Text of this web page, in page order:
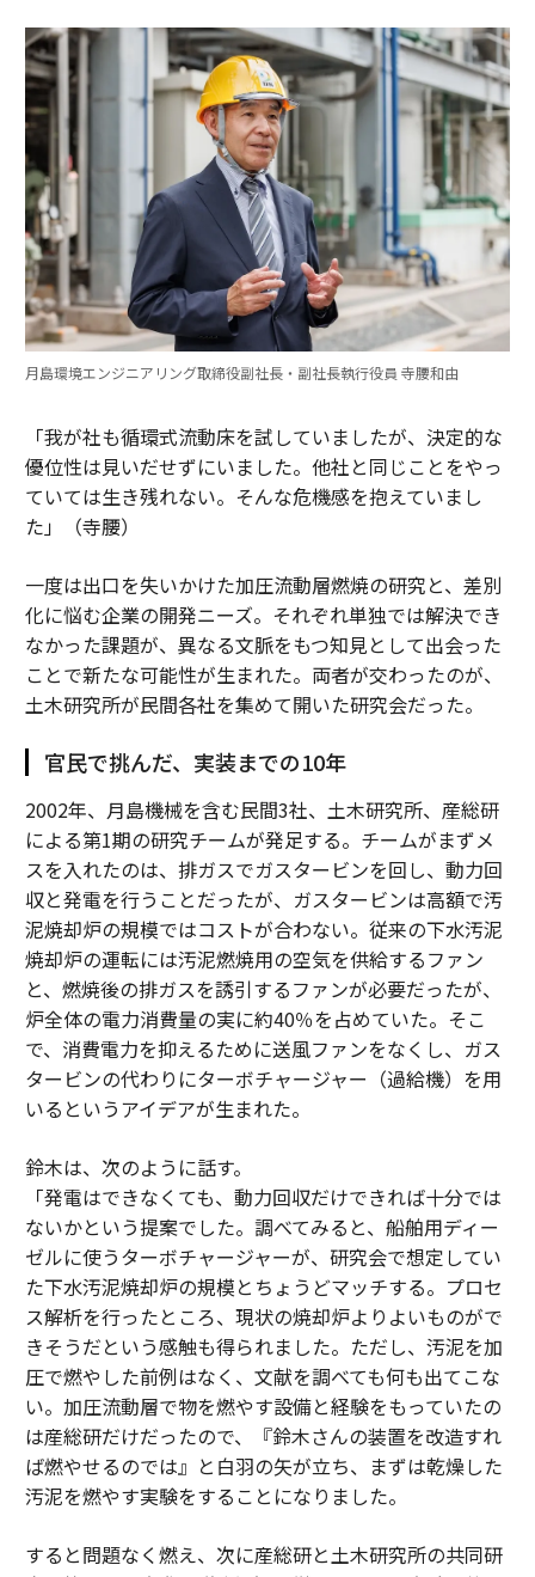
月島環境エンジニアリング取締役副社長・副社長執行役員 寺腰和由
「我が社も循環式流動床を試していましたが、決定的な
優位性は見いだせずにいました。他社と同じことをやっ
ていては生き残れない。そんな危機感を抱えていまし
た」（寺腰）
一度は出口を失いかけた加圧流動層燃焼の研究と、差別
化に悩む企業の開発ニーズ。それぞれ単独では解決でき
なかった課題が、異なる文脈をもつ知見として出会った
ことで新たな可能性が生まれた。両者が交わったのが、
土木研究所が民間各社を集めて開いた研究会だった。
官民で挑んだ、実装までの10年
2002年、月島機械を含む民間3社、土木研究所、産総研
による第1期の研究チームが発足する。チームがまずメ
スを入れたのは、排ガスでガスタービンを回し、動力回
収と発電を行うことだったが、ガスタービンは高額で汚
泥焼却炉の規模ではコストが合わない。従来の下水汚泥
焼却炉の運転には汚泥燃焼用の空気を供給するファン
と、燃焼後の排ガスを誘引するファンが必要だったが、
炉全体の電力消費量の実に約40％を占めていた。そこ
で、消費電力を抑えるために送風ファンをなくし、ガス
タービンの代わりにターボチャージャー（過給機）を用
いるというアイデアが生まれた。
鈴木は、次のように話す。
「発電はできなくても、動力回収だけできれば十分では
ないかという提案でした。調べてみると、船舶用ディー
ゼルに使うターボチャージャーが、研究会で想定してい
た下水汚泥焼却炉の規模とちょうどマッチする。プロセ
ス解析を行ったところ、現状の焼却炉よりよいものがで
きそうだという感触も得られました。ただし、汚泥を加
圧で燃やした前例はなく、文献を調べても何も出てこな
い。加圧流動層で物を燃やす設備と経験をもっていたの
は産総研だけだったので、『鈴木さんの装置を改造すれ
ば燃やせるのでは』と白羽の矢が立ち、まずは乾燥した
汚泥を燃やす実験をすることになりました。
すると問題なく燃え、次に産総研と土木研究所の共同研